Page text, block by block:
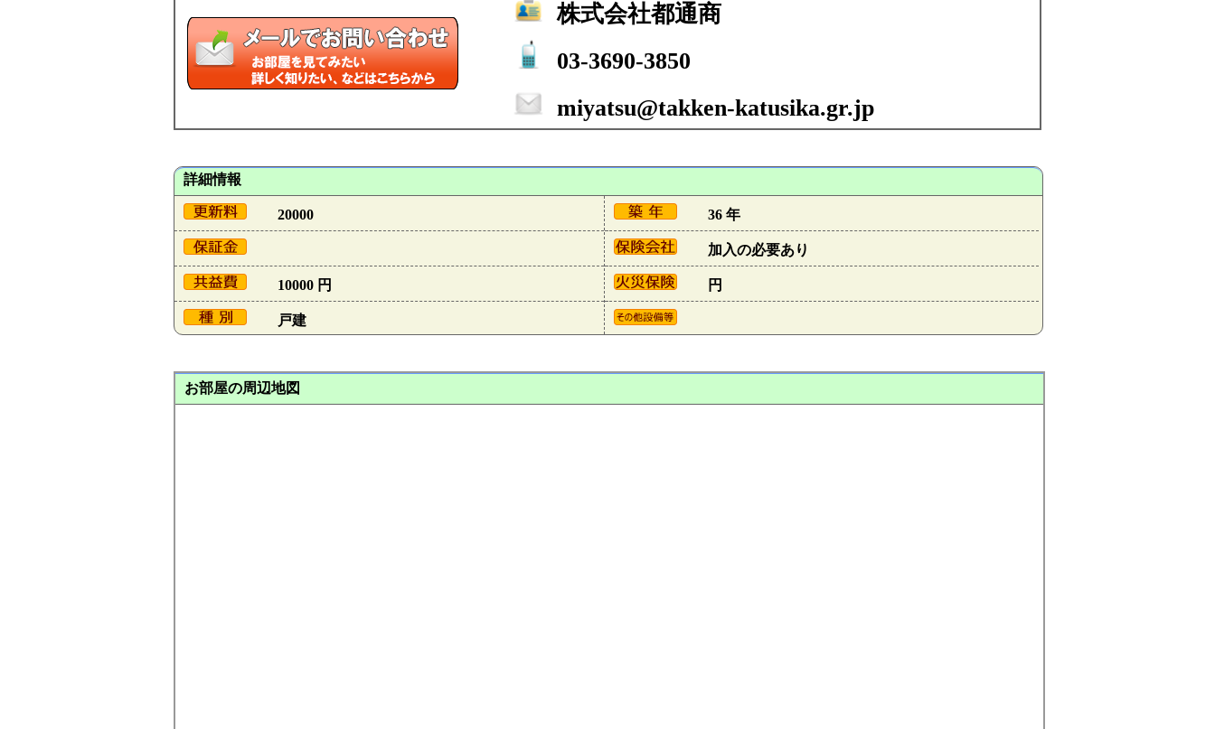
株式会社都通商
03-3690-3850
miyatsu@takken-katusika.gr.jp
詳細情報
20000
10000 円
戸建
36 年
加入の必要あり
円
お部屋の周辺地図